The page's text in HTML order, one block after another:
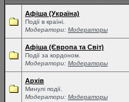
Афіша (Україна)
Події в країні.
Модератори: Модераторы
Афіша (Європа та Світ)
Події за кордоном.
Модератори: Модераторы
Архів
Минулі події.
Модератори: Модераторы